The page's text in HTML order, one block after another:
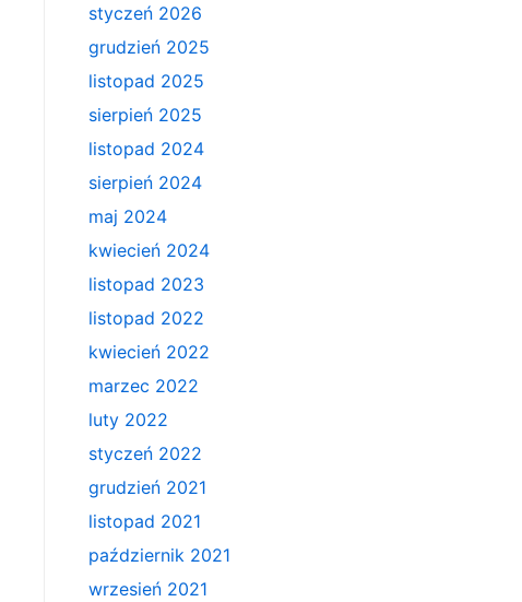
styczeń 2026
grudzień 2025
listopad 2025
sierpień 2025
listopad 2024
sierpień 2024
maj 2024
kwiecień 2024
listopad 2023
listopad 2022
kwiecień 2022
marzec 2022
luty 2022
styczeń 2022
grudzień 2021
listopad 2021
październik 2021
wrzesień 2021